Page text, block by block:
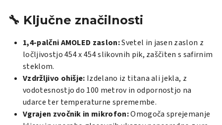
🔧 Ključne značilnosti
1,4-palčni AMOLED zaslon:Svetel in jasen zaslon z
ločljivostjo 454 x 454 slikovnih pik, zaščiten s safirnim
steklom.
Vzdržljivo ohišje: Izdelano iz titana ali jekla, z
vodotesnostjo do 100 metrov in odpornostjo na
udarce ter temperaturne spremembe.
Vgrajen zvočnik in mikrofon:Omogoča sprejemanje